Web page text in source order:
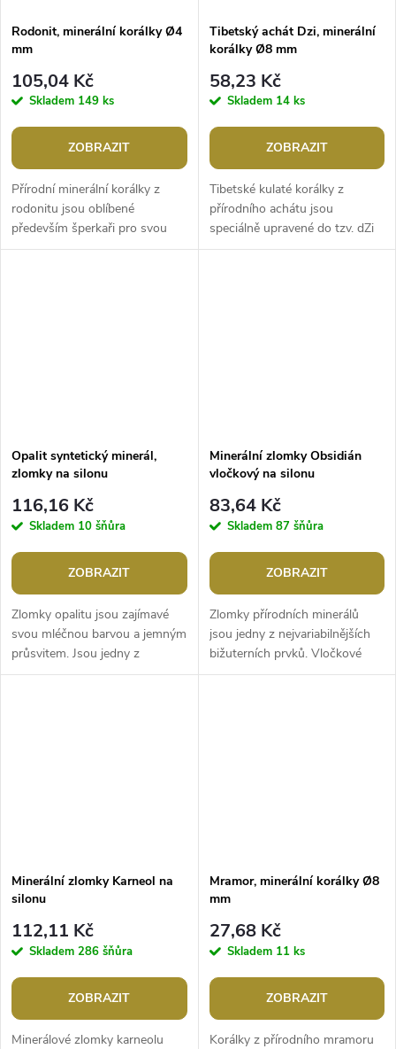
Rodonit, minerální korálky Ø4
mm
105,04 Kč
Skladem 149 ks
ZOBRAZIT
Přírodní minerální korálky z
rodonitu jsou oblíbené
především šperkaři pro svou
jedinečnou barvu. Svou malou
Tibetský achát Dzi, minerální
korálky Ø8 mm
58,23 Kč
Skladem 14 ks
ZOBRAZIT
Tibetské kulaté korálky z
přírodního achátu jsou
speciálně upravené do tzv. dZi
stylu. Každý korálek je unikátní.
Opalit syntetický minerál,
zlomky na silonu
116,16 Kč
Skladem 10 šňůra
ZOBRAZIT
Zlomky opalitu jsou zajímavé
svou mléčnou barvou a jemným
průsvitem. Jsou jedny z
nejvariabilnějších bižuterních
Minerální zlomky Obsidián
vločkový na silonu
83,64 Kč
Skladem 87 šňůra
ZOBRAZIT
Zlomky přírodních minerálů
jsou jedny z nejvariabilnějších
bižuterních prvků. Vločkové
obsidiány jsou jedinečné svou
Minerální zlomky Karneol na
silonu
112,11 Kč
Skladem 286 šňůra
ZOBRAZIT
Minerálové zlomky karneolu
Mramor, minerální korálky Ø8
mm
27,68 Kč
Skladem 11 ks
ZOBRAZIT
Korálky z přírodního mramoru